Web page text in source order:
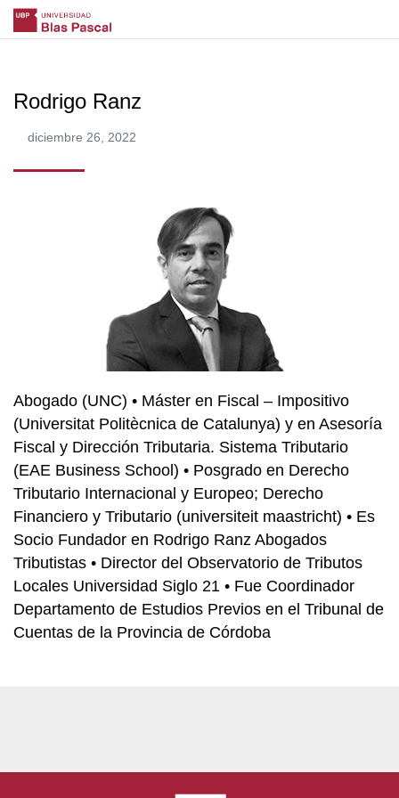
Rodrigo Ranz
diciembre 26, 2022
Abogado (UNC) • Máster en Fiscal – Impositivo
(Universitat Politècnica de Catalunya) y en Asesoría
Fiscal y Dirección Tributaria. Sistema Tributario
(EAE Business School) • Posgrado en Derecho
Tributario Internacional y Europeo; Derecho
Financiero y Tributario (universiteit maastricht) • Es
Socio Fundador en Rodrigo Ranz Abogados
Tributistas • Director del Observatorio de Tributos
Locales Universidad Siglo 21 • Fue Coordinador
Departamento de Estudios Previos en el Tribunal de
Cuentas de la Provincia de Córdoba